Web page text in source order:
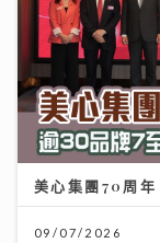
美心集團70周
09/07/2026